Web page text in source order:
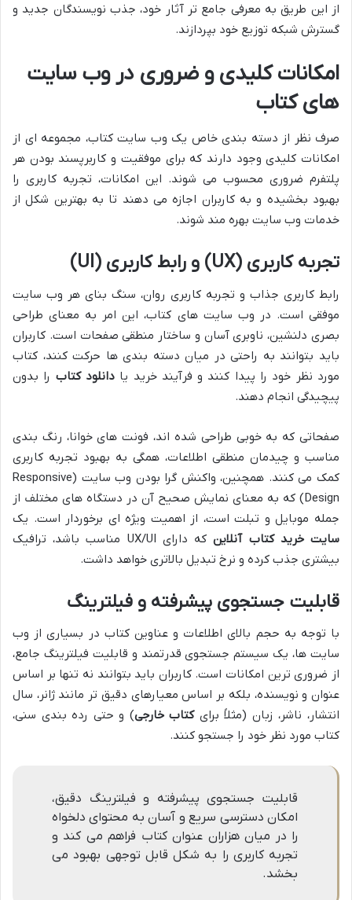
از این طریق به معرفی جامع تر آثار خود، جذب نویسندگان جدید و
گسترش شبکه توزیع خود بپردازند.
امکانات کلیدی و ضروری در وب سایت
های کتاب
صرف نظر از دسته بندی خاص یک وب سایت کتاب، مجموعه ای از
امکانات کلیدی وجود دارند که برای موفقیت و کاربرپسند بودن هر
پلتفرم ضروری محسوب می شوند. این امکانات، تجربه کاربری را
بهبود بخشیده و به کاربران اجازه می دهند تا به بهترین شکل از
خدمات وب سایت بهره مند شوند.
تجربه کاربری (UX) و رابط کاربری (UI)
رابط کاربری جذاب و تجربه کاربری روان، سنگ بنای هر وب سایت
موفقی است. در وب سایت های کتاب، این امر به معنای طراحی
بصری دلنشین، ناوبری آسان و ساختار منطقی صفحات است. کاربران
باید بتوانند به راحتی در میان دسته بندی ها حرکت کنند، کتاب
مورد نظر خود را پیدا کنند و فرآیند خرید یادانلود کتاب را بدون
پیچیدگی انجام دهند.
صفحاتی که به خوبی طراحی شده اند، فونت های خوانا، رنگ بندی
مناسب و چیدمان منطقی اطلاعات، همگی به بهبود تجربه کاربری
کمک می کنند. همچنین، واکنش گرا بودن وب سایت (Responsive
Design) که به معنای نمایش صحیح آن در دستگاه های مختلف از
جمله موبایل و تبلت است، از اهمیت ویژه ای برخوردار است. یک
سایت خرید کتاب آنلاین
که دارای UX/UI مناسب باشد، ترافیک
بیشتری جذب کرده و نرخ تبدیل بالاتری خواهد داشت.
قابلیت جستجوی پیشرفته و فیلترینگ
با توجه به حجم بالای اطلاعات و عناوین کتاب در بسیاری از وب
سایت ها، یک سیستم جستجوی قدرتمند و قابلیت فیلترینگ جامع،
از ضروری ترین امکانات است. کاربران باید بتوانند نه تنها بر اساس
عنوان و نویسنده، بلکه بر اساس معیارهای دقیق تر مانند ژانر، سال
انتشار، ناشر، زبان (مثلاً برایکتاب خارجی) و حتی رده بندی سنی،
کتاب مورد نظر خود را جستجو کنند.
قابلیت جستجوی پیشرفته و فیلترینگ دقیق،
امکان دسترسی سریع و آسان به محتوای دلخواه
را در میان هزاران عنوان کتاب فراهم می کند و
تجربه کاربری را به شکل قابل توجهی بهبود می
بخشد.